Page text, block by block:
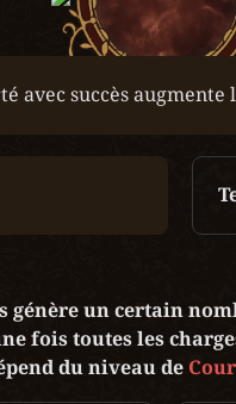
avec succès augmente
génère un certain
fois toutes les
du niveau de